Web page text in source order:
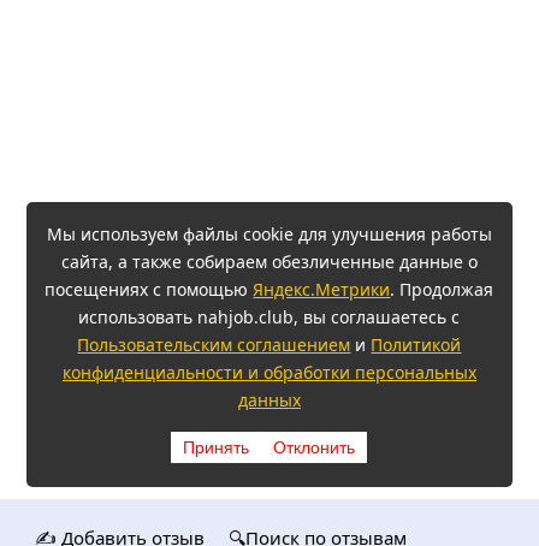
Мы используем файлы cookie для улучшения работы
сайта, а также собираем обезличенные данные о
посещениях с помощью Яндекс.Метрики. Продолжая
использовать nahjob.club, вы соглашаетесь с
Пользовательским соглашением и Политикой
конфиденциальности и обработки персональных
данных
Принять Отклонить
✍️ Добавить отзыв 🔍Поиск по отзывам